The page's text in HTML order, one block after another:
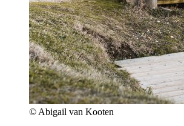
© Abigail van Kooten